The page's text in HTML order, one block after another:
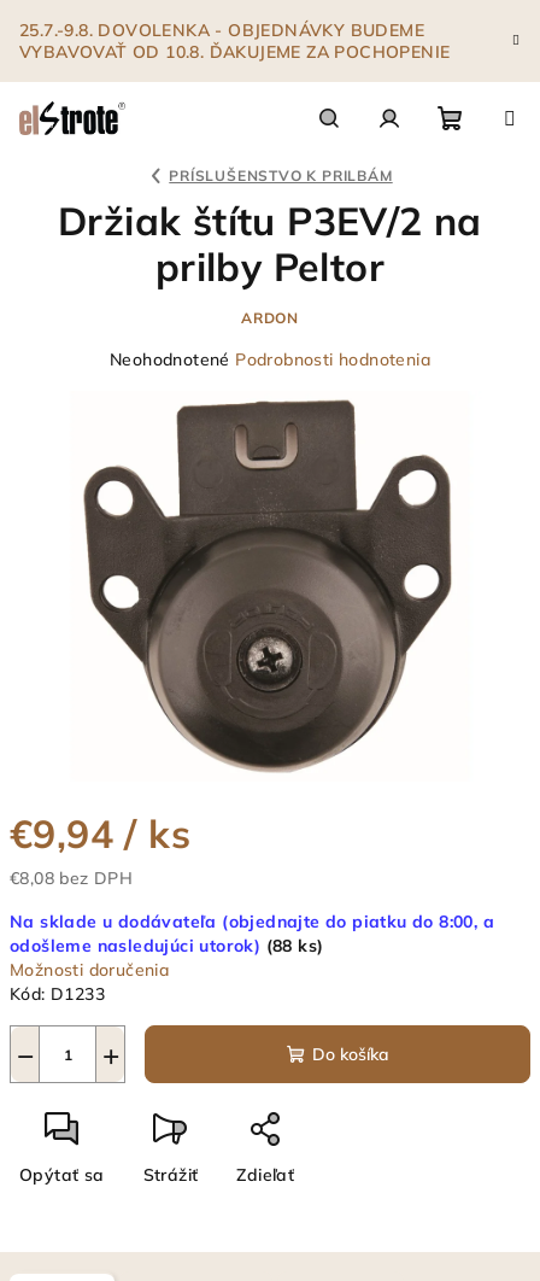
obsah
25.7.-9.8. DOVOLENKA - OBJEDNÁVKY BUDEME
VYBAVOVAŤ OD 10.8. ĎAKUJEME ZA POCHOPENIE
košík
PRÍSLUŠENSTVO K PRILBÁM
€9,94/ ks
€8,08 bez DPH
cena:
Na sklade u dodávateľa (objednajte do piatku do 8:00, a
odošleme nasledujúci utorok) (88 ks)
Možnosti doručenia
Kód: D1233
+
− Do košíka
Opýtať sa Strážiť Zdieľať
Držiak štítu P3EV/2 na
prilby Peltor
ARDON
Priemerné
produktu
z
hviezdičiek.
Neohodnotené Podrobnosti hodnotenia